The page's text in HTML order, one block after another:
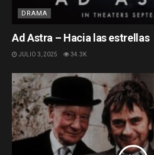
DRAMA
Ad Astra – Hacia las estrellas
JULIO 3, 2025 34.3K